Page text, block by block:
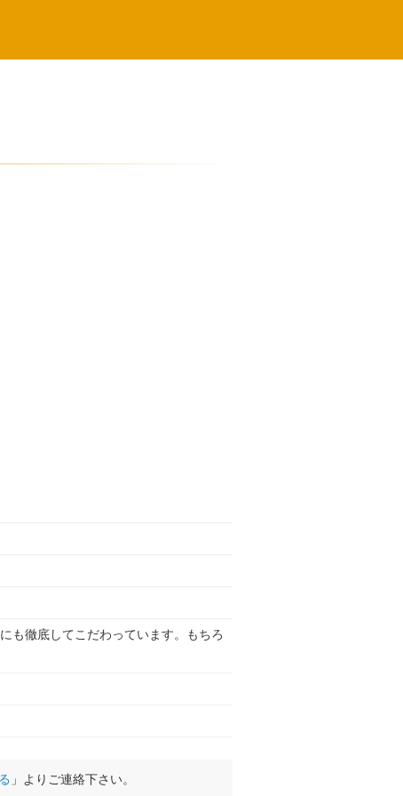
も徹底してこだわっています。もちろ
」よりご連絡下さい。